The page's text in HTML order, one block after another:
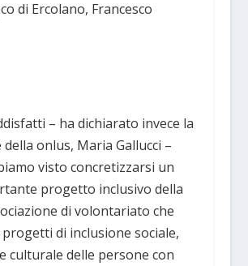
di Ercolano, Francesco
– ha dichiarato invece la
onlus, Maria Gallucci –
visto concretizzarsi un
progetto inclusivo della
di volontariato che
di inclusione sociale,
culturale delle persone con